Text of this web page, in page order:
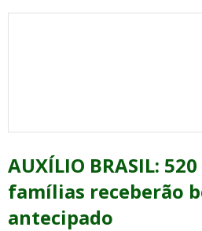
AUXÍLIO BRASIL:
famílias receberão
antecipado